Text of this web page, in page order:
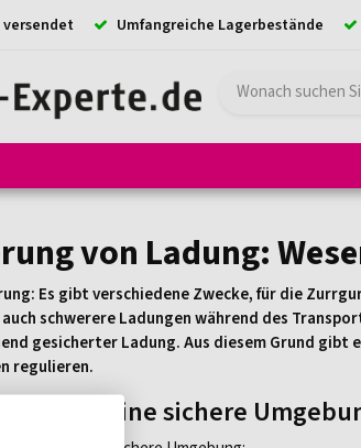
versendet Umfangreiche Lagerbestände
von Ladung:
Es gibt verschiedene Zwecke, für die
schwerere Ladungen während des
gesicherter Ladung. Aus diesem Grund
regulieren.
für eine sichere